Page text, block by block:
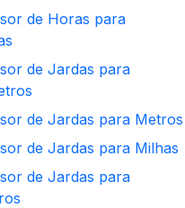
de Horas para
de Jardas para
de Jardas para Metros
de Jardas para Milhas
de Jardas para